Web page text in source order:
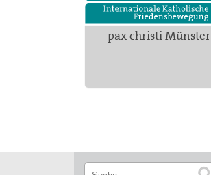
pax christi Münster